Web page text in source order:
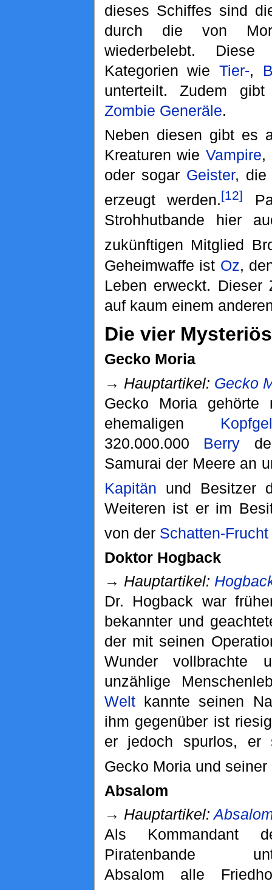
dieses Schiffes sind
durch die von
wiederbelebt.
Kategorien wieTier-,
unterteilt. Zudem
Zombie Generäle.
Neben diesen gibt es
Kreaturen wieVampire,
oder sogar Geister, die
erzeugt werden.[12]
Strohhutbande hier
zukünftigen Mitglied
Geheimwaffe ist Oz,
Leben erweckt.
auf kaum einem
Die vier
Gecko Moria
→ Hauptartikel: Gecko
Gecko Moria gehörte
ehemaligen
320.000.000 Berry
Samurai der Meere an
Kapitän und Besitzer
Weiteren ist er im
von der Schatten-Frucht
Doktor Hogback
→ Hauptartikel:
Dr. Hogback war
bekannter und
der mit seinen
Wunder vollbrachte
unzählige
Weltkannte seinen
ihm gegenüber ist
er jedoch spurlos, er
Gecko Moria und seiner
Absalom
→ Hauptartikel:
Als Kommandant
Piratenbande
Absalom alle